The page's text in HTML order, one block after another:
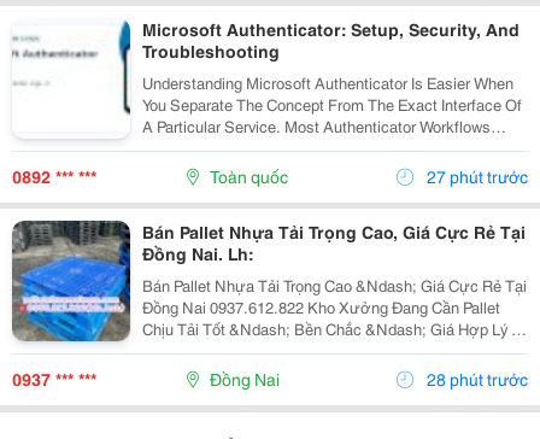
Microsoft Authenticator: Setup, Security, And
Troubleshooting
Understanding Microsoft Authenticator Is Easier When
You Separate The Concept From The Exact Interface Of
A Particular Service. Most Authenticator Workflows
Connect An Account To An App, Device, Or Verification
Method And Then Request A Changing Code...
0892 *** *** Toàn quốc 27 phút trước
Bán Pallet Nhựa Tải Trọng Cao, Giá Cực Rẻ Tại
Đồng Nai. Lh:
Bán Pallet Nhựa Tải Trọng Cao &Ndash; Giá Cực Rẻ Tại
Đồng Nai 0937.612.822 Kho Xưởng Đang Cần Pallet
Chịu Tải Tốt &Ndash; Bền Chắc &Ndash; Giá Hợp Lý ?
Có Ngay Đây Ạ! Pallet Nhựa Tải Trọng Cao &Ndash;
Chuyên Dùng: ✅ Kê Hàng Hóa, Máy Móc, Nguyên...
0937 *** *** Đồng Nai 28 phút trước